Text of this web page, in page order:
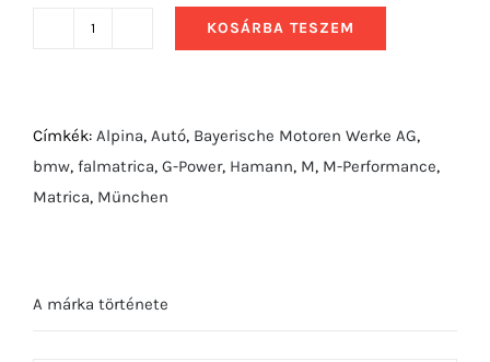
M
Competition
mennyiség
KOSÁRBA TESZEM
Címkék: Alpina, Autó, Bayerische Motoren Werke AG,
bmw, falmatrica, G-Power, Hamann, M, M-Performance,
Matrica, München
A márka története